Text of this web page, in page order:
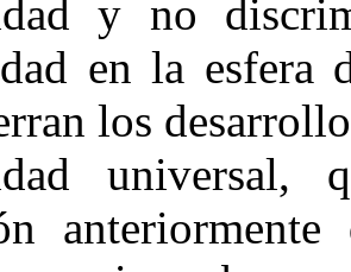
y no
en la
los